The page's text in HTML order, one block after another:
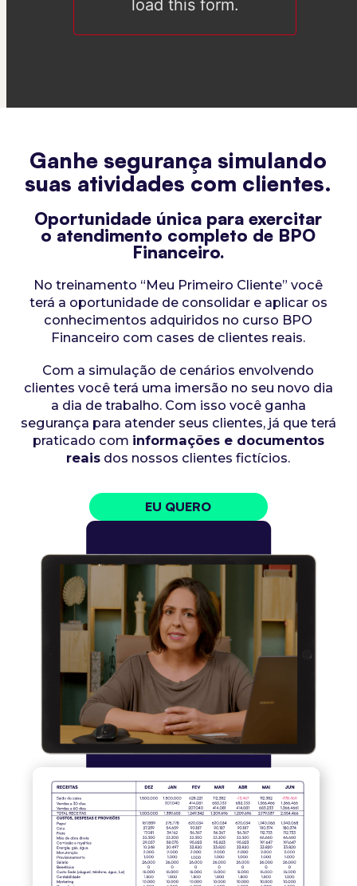
Ganhe segurança simulando
suas atividades com clientes.
Oportunidade única para exercitar
o atendimento completo de BPO
Financeiro.
No treinamento “Meu Primeiro Cliente” você
terá a oportunidade de consolidar e aplicar os
conhecimentos adquiridos no curso BPO
Financeiro com cases de clientes reais.
Com a simulação de cenários envolvendo
clientes você terá uma imersão no seu novo dia
a dia de trabalho. Com isso você ganha
segurança para atender seus clientes, já que terá
praticado com informações e documentos
reais dos nossos clientes fictícios.
EU QUERO